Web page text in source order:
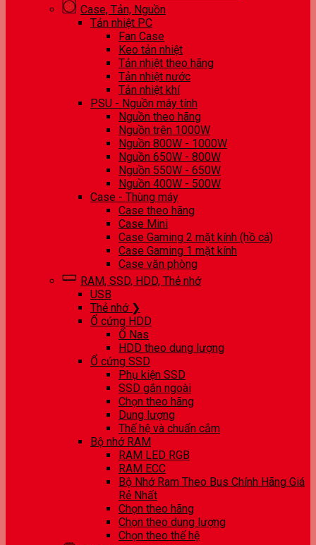
Case, Tản, Nguồn
Tản nhiệt PC
Fan Case
Keo tản nhiệt
Tản nhiệt theo hãng
Tản nhiệt nước
Tản nhiệt khí
PSU - Nguồn máy tính
Nguồn theo hãng
Nguồn trên 1000W
Nguồn 800W - 1000W
Nguồn 650W - 800W
Nguồn 550W - 650W
Nguồn 400W - 500W
Case - Thùng máy
Case theo hãng
Case Mini
Case Gaming 2 mặt kính (hồ cá)
Case Gaming 1 mặt kính
Case văn phòng
RAM, SSD, HDD, Thẻ nhớ
USB
Thẻ nhớ ❯
Ổ cứng HDD
Ổ Nas
HDD theo dung lượng
Ổ cứng SSD
Phụ kiện SSD
SSD gắn ngoài
Chọn theo hãng
Dung lượng
Thế hệ và chuẩn cắm
Bộ nhớ RAM
RAM LED RGB
RAM ECC
Bộ Nhớ Ram Theo Bus Chính Hãng Giá
Rẻ Nhất
Chọn theo hãng
Chọn theo dung lượng
Chọn theo thế hệ